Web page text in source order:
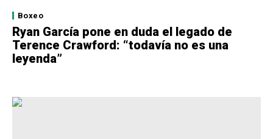
Boxeo
Ryan García pone en duda el legado de
Terence Crawford: “todavía no es una
leyenda”